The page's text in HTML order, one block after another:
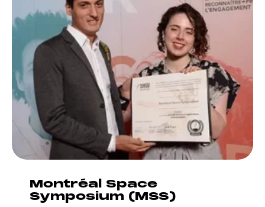
Montréal Space
Symposium (MSS)